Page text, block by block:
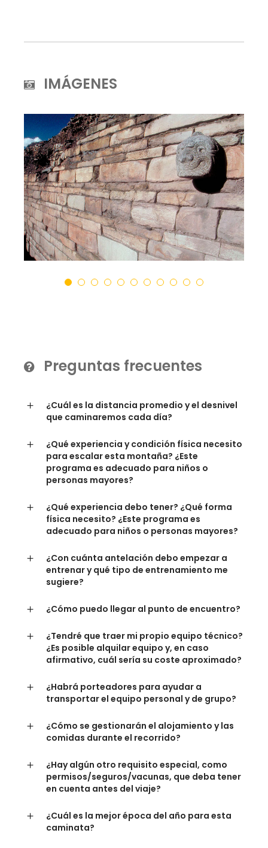
IMÁGENES
Preguntas frecuentes
¿Cuál es la distancia promedio y el desnivel
que caminaremos cada día?
¿Qué experiencia y condición física necesito
para escalar esta montaña? ¿Este
programa es adecuado para niños o
personas mayores?
¿Qué experiencia debo tener? ¿Qué forma
física necesito? ¿Este programa es
adecuado para niños o personas mayores?
¿Con cuánta antelación debo empezar a
entrenar y qué tipo de entrenamiento me
sugiere?
¿Cómo puedo llegar al punto de encuentro?
¿Tendré que traer mi propio equipo técnico?
¿Es posible alquilar equipo y, en caso
afirmativo, cuál sería su coste aproximado?
¿Habrá porteadores para ayudar a
transportar el equipo personal y de grupo?
¿Cómo se gestionarán el alojamiento y las
comidas durante el recorrido?
¿Hay algún otro requisito especial, como
permisos/seguros/vacunas, que deba tener
en cuenta antes del viaje?
¿Cuál es la mejor época del año para esta
caminata?